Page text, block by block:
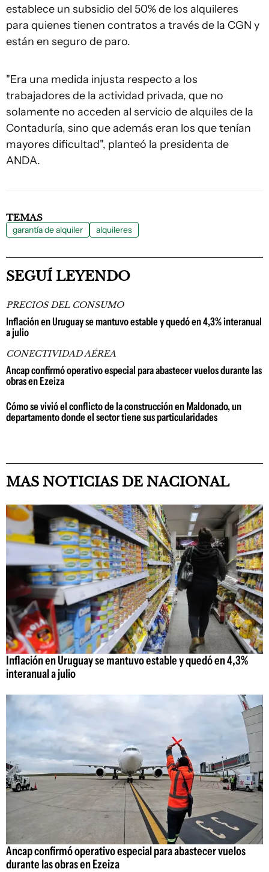
establece un subsidio del 50% de los alquileres
para quienes tienen contratos a través de la CGN y
están en seguro de paro.
"Era una medida injusta respecto a los
trabajadores de la actividad privada, que no
solamente no acceden al servicio de alquiles de la
Contaduría, sino que además eran los que tenían
mayores dificultad", planteó la presidenta de
ANDA.
TEMAS
garantía de alquiler alquileres
SEGUÍ LEYENDO
PRECIOS DEL CONSUMO
Inflación en Uruguay se mantuvo estable y quedó en 4,3% interanual
a julio
CONECTIVIDAD AÉREA
Ancap confirmó operativo especial para abastecer vuelos durante las
obras en Ezeiza
Cómo se vivió el conflicto de la construcción en Maldonado, un
departamento donde el sector tiene sus particularidades
MAS NOTICIAS DE NACIONAL
Inflación en Uruguay se mantuvo estable y quedó en 4,3%
interanual a julio
Ancap confirmó operativo especial para abastecer vuelos
durante las obras en Ezeiza